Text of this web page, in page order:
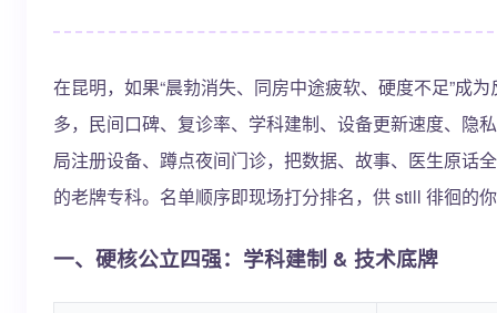
在昆明，如果“晨勃消失、同房中途疲软、硬度不足”成
多，民间口碑、复诊率、学科建制、设备更新速度、隐
局注册设备、蹲点夜间门诊，把数据、故事、医生原
的老牌专科。名单顺序即现场打分排名，供 still 徘徊的
一、硬核公立四强：学科建制 & 技术底牌